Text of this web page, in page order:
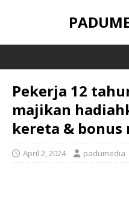
Pekerja 12
majikan
kereta & bonus
April 2, 2024 padumedia